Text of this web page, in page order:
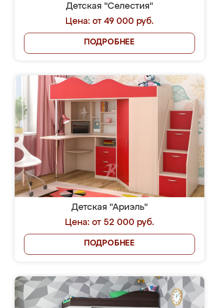
Детская "Селестия"
Цена: от 49 000 руб.
ПОДРОБНЕЕ
Детская "Ариэль"
Цена: от 52 000 руб.
ПОДРОБНЕЕ